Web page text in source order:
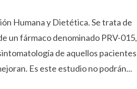
Humana y Dietética. Se trata de
un fármaco denominado PRV-015,
de aquellos pacientes
Es este estudio no podrán...